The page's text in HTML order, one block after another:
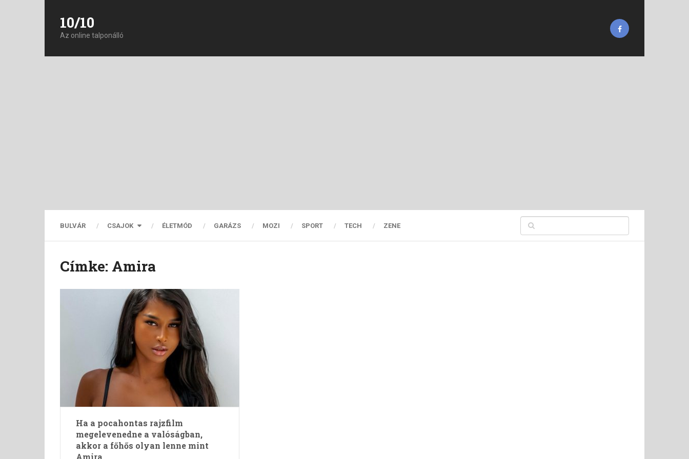
10/10
Az online talponálló
BULVÁR CSAJOK ÉLETMÓD GARÁZS MOZI SPORT TECH ZENE
Címke: Amira
Ha a pocahontas rajzfilm
megelevenedne a valóságban,
akkor a főhős olyan lenne mint
Amira